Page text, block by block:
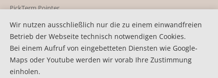
PickTerm Pointer
Kontakt
KBS Industrieelektronik GmbH
Burkheimer Str. 10
D-79111 Freiburg
Kontaktformular
Aktuelles
Wir nutzen ausschließlich nur die zu einem einwandfreien
Betrieb der Webseite technisch notwendigen Cookies.
Bei einem Aufruf von eingebetteten Diensten wie Google-
Maps oder Youtube werden wir vorab Ihre Zustimmung
einholen.